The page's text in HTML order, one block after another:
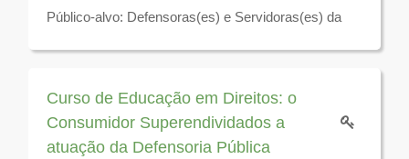
Público-alvo: Defensoras(es) e Servidoras(es) da
Disponível para visualização até o 31 de dezembro
de 2026
Curso de Educação em Direitos: o
Consumidor Superendividados a
atuação da Defensoria Pública